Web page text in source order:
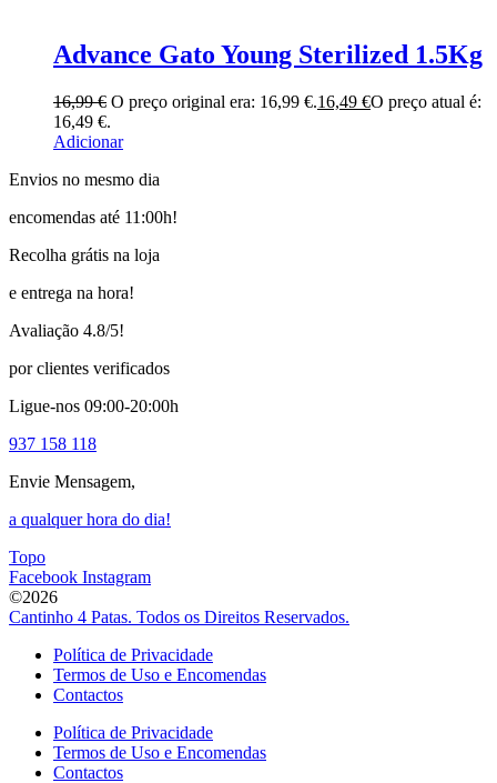
Advance Gato Young Sterilized 1.5Kg
16,99€ O preço original era: 16,99 €.16,49 €O preço atual é:
16,49 €.
Adicionar
Envios no mesmo dia
encomendas até 11:00h!
Recolha grátis na loja
e entrega na hora!
Avaliação 4.8/5!
por clientes verificados
Ligue-nos 09:00-20:00h
937 158 118
Envie Mensagem,
a qualquer hora do dia!
Topo
Facebook Instagram
©2026
Cantinho 4 Patas. Todos os Direitos Reservados.
Política de Privacidade
Termos de Uso e Encomendas
Contactos
Política de Privacidade
Termos de Uso e Encomendas
Contactos